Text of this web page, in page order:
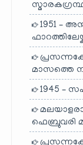
1951 –
മാസത്തെ
1945 –
ഫെബ്രുവരി